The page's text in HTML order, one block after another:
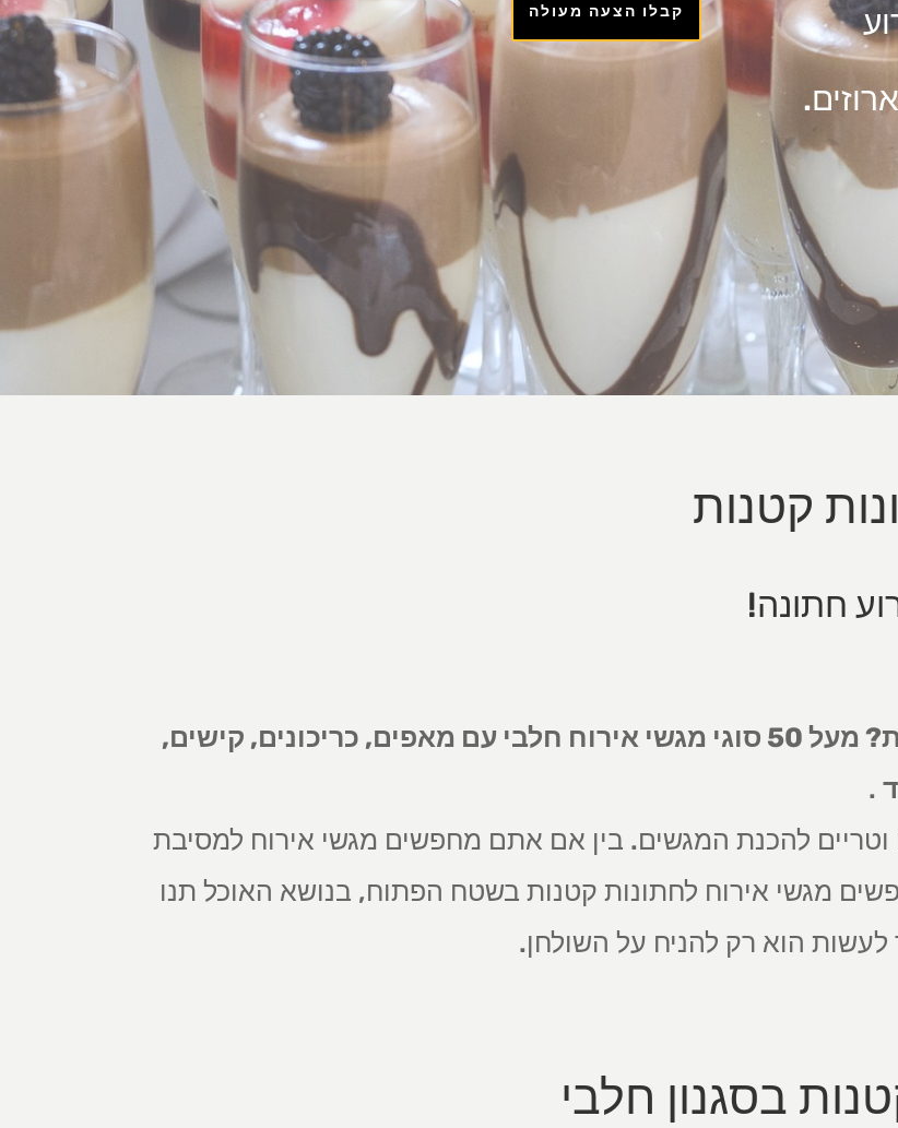
קבלו הצעה מעולה
קטנות
מחפשים מגשי אירוח לחתונות קטנות? מעל 50 סוגי מגשי אירוח חלבי עם מאפים, כריכונים, קישים,
.
להכנת המגשים. בין אם אתם מחפשים מגשי אירוח למסיבת
מגשי אירוח לחתונות קטנות בשטח הפתוח, בנושא האוכל תנו
לעשות הוא רק להניח על השולחן.
בסגנון חלבי